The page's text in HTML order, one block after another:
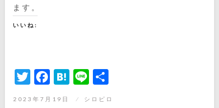
ます。
いいね:
Twitter
Facebook
Hatena
Line
有
投
2023年7月19日 シロピロ